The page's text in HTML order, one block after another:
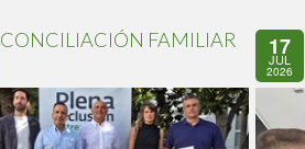
CONCILIACIÓN FAMILIAR 17
JUL
2026